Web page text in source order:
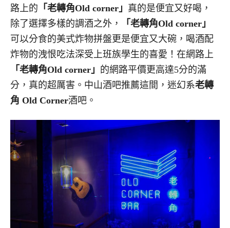
路上的 「老轉角Old corner」 真的是便宜又好喝，
除了選擇多樣的調酒之外，
「老轉角Old corner」
可以分食的美式炸物拼盤更是便宜又大碗，喝酒配
炸物的洩恨吃法深受上班族學生的喜愛！在網路上
「老轉角Old corner」 的網路平價更高達5分的滿
分，真的超厲害。中山酒吧推薦這間，迷幻系老轉
角 Old Corner酒吧。